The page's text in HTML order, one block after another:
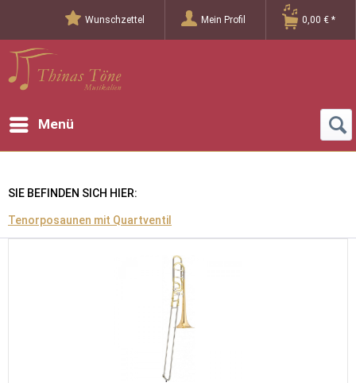
Wunschzettel Mein Profil 0,00 € *
Menü
SIE BEFINDEN SICH HIER:
Tenorposaunen mit Quartventil